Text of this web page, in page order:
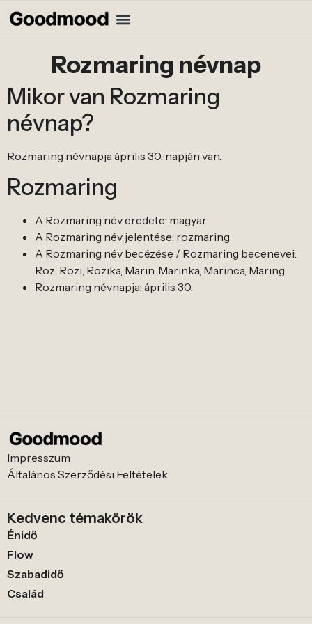
Rozmaring névnap
Mikor van Rozmaring
névnap?
Rozmaring névnapja április 30. napján van.
Rozmaring
A Rozmaring név eredete: magyar
A Rozmaring név jelentése: rozmaring
A Rozmaring név becézése / Rozmaring becenevei:
Roz, Rozi, Rozika, Marin, Marinka, Marinca, Maring
Rozmaring névnapja: április 30.
Impresszum
Általános Szerződési Feltételek
Kedvenc témakörök
Énidő
Flow
Szabadidő
Család